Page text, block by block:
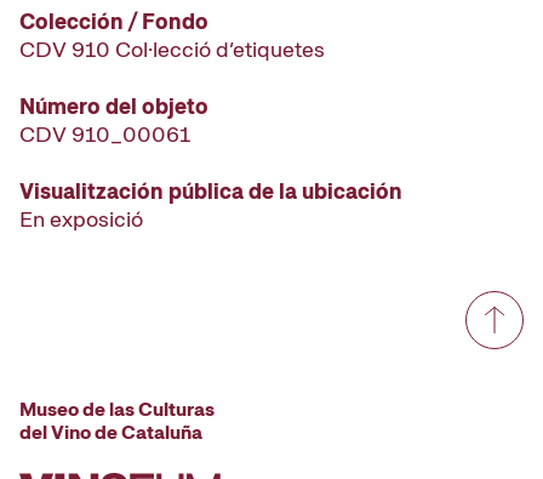
Colección / Fondo
CDV 910 Col·lecció d’etiquetes
Número del objeto
CDV 910_00061
Visualitzación pública de la ubicación
En exposició
Museo de las Culturas
del Vino de Cataluña